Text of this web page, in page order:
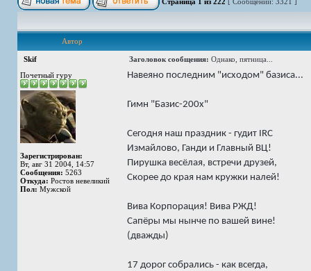
Автор
Skif Заголовок сообщения: Однако, пятница...
Почетный гуру
Зарегистрирован:
Вт, авг 31 2004, 14:57
Сообщения: 5263
Откуда: Ростов невеликий
Пол: Мужской
Навеяно последним "исходом" базиса...
Гимн "Базис-200х"
Сегодня наш праздник - гудит IRC
Измайлово, Ганди и Главный ВЦ!
Пирушка весёлая, встречи друзей,
Скорее до края нам кружки налей!
Вива Корпорация! Вива РЖД!
Сапёры мы нынче по вашей вине!
(дважды)
17 дорог собрались - как всегда,